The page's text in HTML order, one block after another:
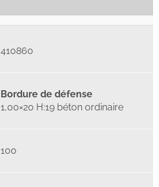
410860
Bordure de défense
​1,00×20 H:19 béton ordinaire
100